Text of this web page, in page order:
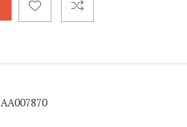
АА007870